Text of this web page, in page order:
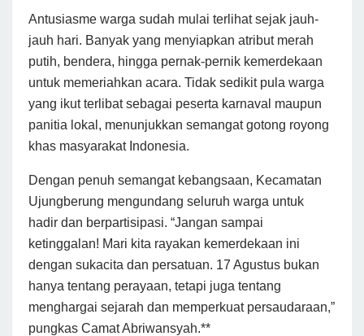
Antusiasme warga sudah mulai terlihat sejak jauh-
jauh hari. Banyak yang menyiapkan atribut merah
putih, bendera, hingga pernak-pernik kemerdekaan
untuk memeriahkan acara. Tidak sedikit pula warga
yang ikut terlibat sebagai peserta karnaval maupun
panitia lokal, menunjukkan semangat gotong royong
khas masyarakat Indonesia.
Dengan penuh semangat kebangsaan, Kecamatan
Ujungberung mengundang seluruh warga untuk
hadir dan berpartisipasi. “Jangan sampai
ketinggalan! Mari kita rayakan kemerdekaan ini
dengan sukacita dan persatuan. 17 Agustus bukan
hanya tentang perayaan, tetapi juga tentang
menghargai sejarah dan memperkuat persaudaraan,”
pungkas Camat Abriwansyah.**